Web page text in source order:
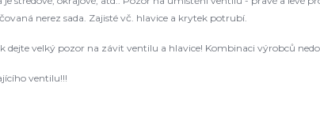
nerez sada. Zajisté vč. hlavice a krytek potrubí.
velký pozor na závit ventilu a hlavice! Kombinaci výrobců
ventilu!!!